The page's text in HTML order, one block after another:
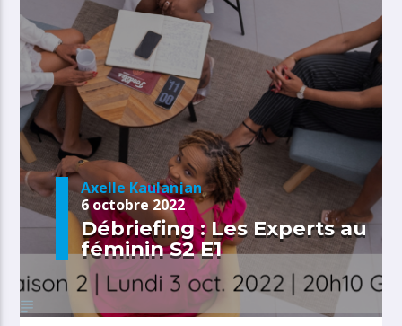
Axelle Kaulanjan
6 octobre 2022
Débriefing : Les Experts au
féminin S2 E1